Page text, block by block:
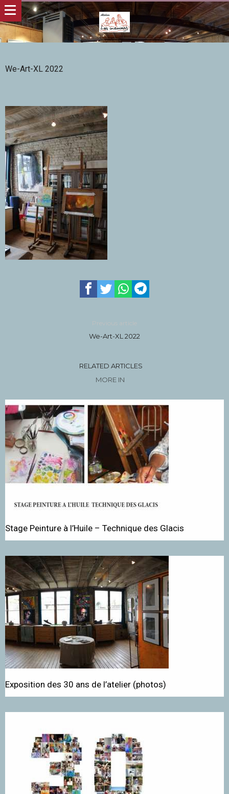
We-Art-XL 2022
Previous article
We-Art-XL 2022
RELATED ARTICLES
MORE IN
Stage Peinture à l’Huile – Technique des Glacis
Exposition des 30 ans de l’atelier (photos)